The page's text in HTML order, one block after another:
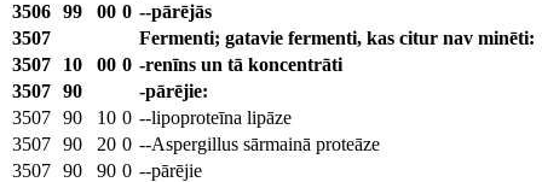
3506 99 00 0 --pārējās
3507
Fermenti; gatavie fermenti, kas citur nav minēti:
3507
10 00 0 -renīns un tā koncentrāti
3507 90
-pārējie:
3507 90 10 0 --lipoproteīna lipāze
3507 90 20 0 --Aspergillus sārmainā proteāze
3507 90 90 0 --pārējie